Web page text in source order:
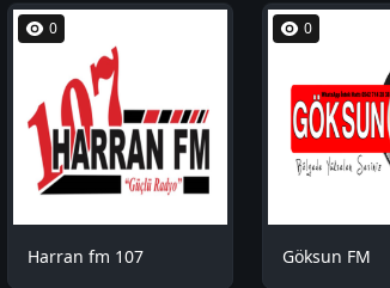
0
Harran fm 107
0
Göksun FM